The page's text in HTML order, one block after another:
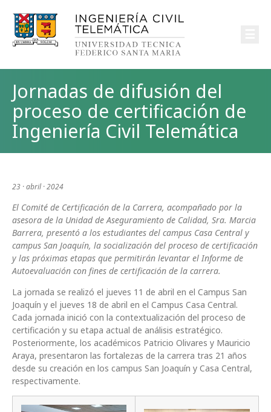
Jornadas de difusión del
proceso de certificación de
Ingeniería Civil Telemática
23 · abril · 2024
El Comité de Certificación de la Carrera, acompañado por la
asesora de la Unidad de Aseguramiento de Calidad, Sra. Marcia
Barrera, presentó a los estudiantes del campus Casa Central y
campus San Joaquín, la socialización del proceso de certificación
y las próximas etapas que permitirán levantar el Informe de
Autoevaluación con fines de certificación de la carrera.
La jornada se realizó el jueves 11 de abril en el Campus San
Joaquín y el jueves 18 de abril en el Campus Casa Central.
Cada jornada inició con la contextualización del proceso de
certificación y su etapa actual de análisis estratégico.
Posteriormente, los académicos Patricio Olivares y Mauricio
Araya, presentaron las fortalezas de la carrera tras 21 años
desde su creación en los campus San Joaquín y Casa Central,
respectivamente.